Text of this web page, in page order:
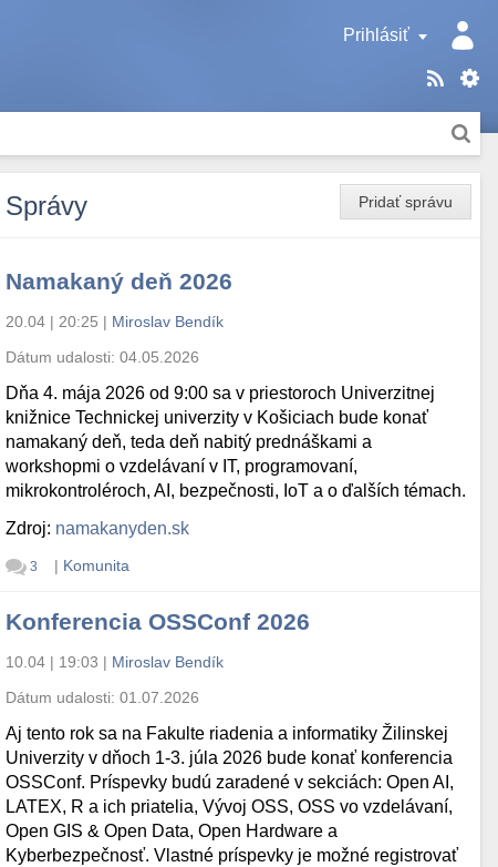
Prihlásiť
Pridať správu
Správy
Namakaný deň 2026
20.04 | 20:25 | Miroslav Bendík
Dátum udalosti:04.05.2026
Dňa 4. mája 2026 od 9:00 sa v priestoroch Univerzitnej
knižnice Technickej univerzity v Košiciach bude konať
namakaný deň, teda deň nabitý prednáškami a
workshopmi o vzdelávaní v IT, programovaní,
mikrokontroléroch, AI, bezpečnosti, IoT a o ďalších témach.
Zdroj: namakanyden.sk
3 | Komunita
Konferencia OSSConf 2026
10.04 | 19:03 | Miroslav Bendík
Dátum udalosti:01.07.2026
Aj tento rok sa na Fakulte riadenia a informatiky Žilinskej
Univerzity v dňoch 1-3. júla 2026 bude konať konferencia
OSSConf. Príspevky budú zaradené v sekciách: Open AI,
LATEX, R a ich priatelia, Vývoj OSS, OSS vo vzdelávaní,
Open GIS & Open Data, Open Hardware a
Kyberbezpečnosť. Vlastné príspevky je možné registrovať